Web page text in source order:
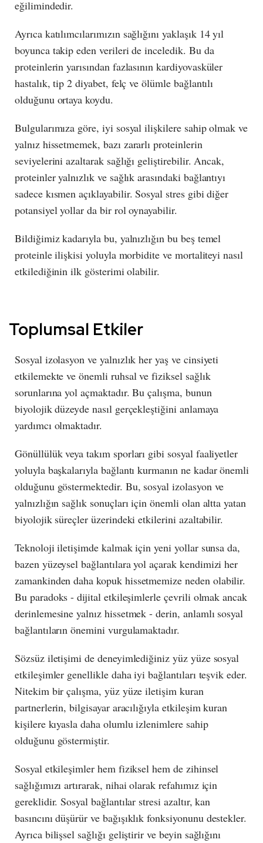
eğilimindedir.
Ayrıca katılımcılarımızın sağlığını yaklaşık 14 yıl
boyunca takip eden verileri de inceledik. Bu da
proteinlerin yarısından fazlasının kardiyovasküler
hastalık, tip 2 diyabet, felç ve ölümle bağlantılı
olduğunu ortaya koydu.
Bulgularımıza göre, iyi sosyal ilişkilere sahip olmak ve
yalnız hissetmemek, bazı zararlı proteinlerin
seviyelerini azaltarak sağlığı geliştirebilir. Ancak,
proteinler yalnızlık ve sağlık arasındaki bağlantıyı
sadece kısmen açıklayabilir. Sosyal stres gibi diğer
potansiyel yollar da bir rol oynayabilir.
Bildiğimiz kadarıyla bu, yalnızlığın bu beş temel
proteinle ilişkisi yoluyla morbidite ve mortaliteyi nasıl
etkilediğinin ilk gösterimi olabilir.
Toplumsal Etkiler
Sosyal izolasyon ve yalnızlık her yaş ve cinsiyeti
etkilemekte ve önemli ruhsal ve fiziksel sağlık
sorunlarına yol açmaktadır. Bu çalışma, bunun
biyolojik düzeyde nasıl gerçekleştiğini anlamaya
yardımcı olmaktadır.
Gönüllülük veya takım sporları gibi sosyal faaliyetler
yoluyla başkalarıyla bağlantı kurmanın ne kadar önemli
olduğunu göstermektedir. Bu, sosyal izolasyon ve
yalnızlığın sağlık sonuçları için önemli olan altta yatan
biyolojik süreçler üzerindeki etkilerini azaltabilir.
Teknoloji iletişimde kalmak için yeni yollar sunsa da,
bazen yüzeysel bağlantılara yol açarak kendimizi her
zamankinden daha kopuk hissetmemize neden olabilir.
Bu paradoks - dijital etkileşimlerle çevrili olmak ancak
derinlemesine yalnız hissetmek - derin, anlamlı sosyal
bağlantıların önemini vurgulamaktadır.
Sözsüz iletişimi de deneyimlediğiniz yüz yüze sosyal
etkileşimler genellikle daha iyi bağlantıları teşvik eder.
Nitekim bir çalışma, yüz yüze iletişim kuran
partnerlerin, bilgisayar aracılığıyla etkileşim kuran
kişilere kıyasla daha olumlu izlenimlere sahip
olduğunu göstermiştir.
Sosyal etkileşimler hem fiziksel hem de zihinsel
sağlığımızı artırarak, nihai olarak refahımız için
gereklidir. Sosyal bağlantılar stresi azaltır, kan
basıncını düşürür ve bağışıklık fonksiyonunu destekler.
Ayrıca bilişsel sağlığı geliştirir ve beyin sağlığını